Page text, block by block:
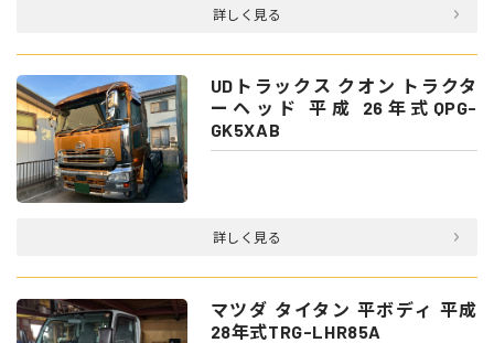
詳しく見る
UDトラックス クオン トラクタ
ーヘッド 平成 26年式QPG-
GK5XAB
詳しく見る
マツダ タイタン 平ボディ 平成
28年式TRG-LHR85A